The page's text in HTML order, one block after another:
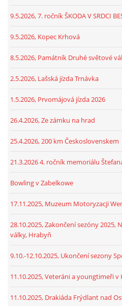
9.5.2026, 7. ročník ŠKODA V SRDCI
9.5.2026, Kopec Krhová
8.5.2026, Památník Druhé světové
2.5.2026, Lašská jízda Trnávka
1.5.2026, Prvomájová jízda 2026
26.4.2026, Ze zámku na hrad
25.4.2026, 200 km Československem
21.3.2026 4. ročník memoriálu
Bowling v Zabelkowe
17.11.2025, Muzeum Motoryzacji
28.10.2025, Zakončení sezóny
války, Hrabyň
9.10.-12.10.2025, Ukončení sezony
11.10.2025, Veteráni a youngtimeři v
11.10.2025, Drakiáda Frýdlant nad